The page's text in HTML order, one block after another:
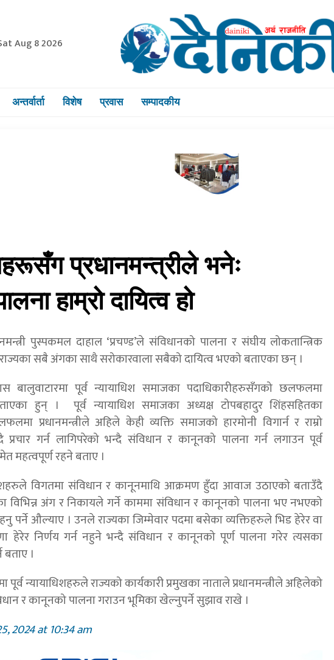
Aug 8 2026
अन्तर्वार्ता विशेष प्रवास सम्पादकीय
प्रधानमन्त्रीले भनेः
हाम्रो दायित्व हो
पुस्पकमल दाहाल ‘प्रचण्ड’ले संविधानको पालना र संघीय लोकतान्त्रिक
सबै अंगका साथै सरोकारवाला सबैको दायित्व भएको बताएका छन् ।
बालुवाटारमा पूर्व न्यायाधिश समाजका पदाधिकारीहरुसँगको छलफलमा
हुन् । पूर्व न्यायाधिश समाजका अध्यक्ष टोपबहादुर शिंहसहितका
प्रधानमन्त्रीले अहिले केही व्यक्ति समाजको हारमोनी विगार्न र राम्रो
प्रचार गर्न लागिपरेको भन्दै संविधान र कानूनको पालना गर्न लगाउन पूर्व
महत्वपूर्ण रहने बताए ।
विगतमा संविधान र कानूनमाथि आक्रमण हुँदा आवाज उठाएको बताउँदै
विभिन्न अंग र निकायले गर्ने काममा संविधान र कानूनको पालना भए नभएको
पर्ने औल्याए । उनले राज्यका जिम्मेवार पदमा बसेका व्यक्तिहरुले भिड हेरेर वा
हेरेर निर्णय गर्न नहुने भन्दै संविधान र कानूनको पूर्ण पालना गरेर त्यसका
बताए ।
न्यायाधिशहरुले राज्यको कार्यकारी प्रमुखका नाताले प्रधानमन्त्रीले अहिलेको
र कानूनको पालना गराउन भूमिका खेल्नुपर्ने सुझाव राखे ।
2024 at 10:34 am